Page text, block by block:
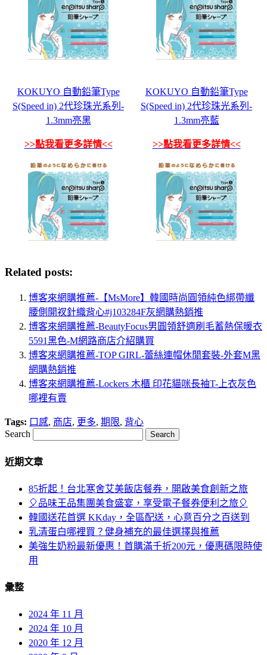
KOKUYO 自動鉛筆Type
S(Speed in) 2代珍珠光系列-
1.3mm亮黑
>>點我看更多詳情<<
KOKUYO 自動鉛筆Type
S(Speed in) 2代珍珠光系列-
1.3mm亮藍
>>點我看更多詳情<<
Related posts:
博客來網購推薦-【MsMore】韓國時尚圓領純色綁帶纖
腰側開衩針織背心#j103284F灰網購熱銷推
博客來網購推薦-BeautyFocus男圓領舒適刷毛蓄熱保暖衣
5591黑色-M網路商店介紹購買
博客來網購推薦-TOP GIRL-蕾絲連帽休閒套裝-外套M黑
網購熱銷推
博客來網購推薦-Lockers 木櫃 印花貓咪長袖T-上衣灰色
哪裡有賣
Tags: 口感, 商店, 更多, 期限, 背心
Search
近期文章
85折起！台北寒舍艾美飯店餐券，開啟美食創新之旅
🎈品味王品集團美食盛宴，享受電子餐券便利之旅🎈
韓國送花首選 KKday，全區配送，心意百分之百送到
乳清蛋白哪裡買？健身補充的最佳選擇與推薦
美強生奶粉最新優惠！首購滿千折200元，優惠碼限時使
用
彙整
2024 年 11 月
2024 年 10 月
2020 年 12 月